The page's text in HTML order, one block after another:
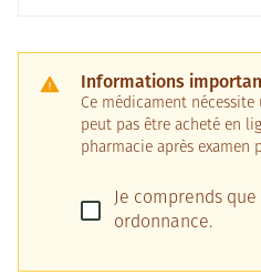
Informations
Ce médicament
peut pas être acheté en
pharmacie après examen
Je comprends
ordonnance.